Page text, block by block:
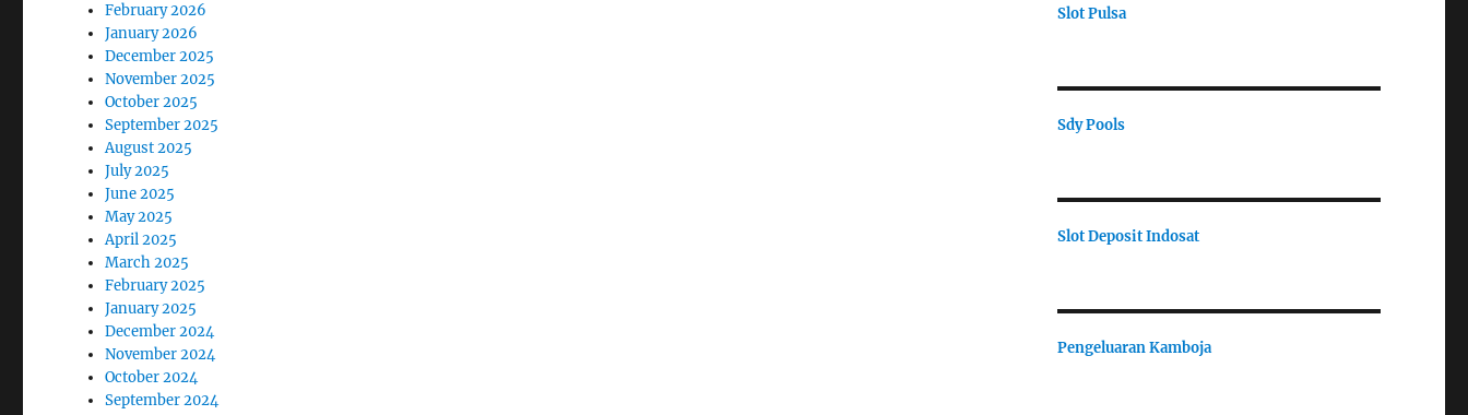
February 2026
January 2026
December 2025
November 2025
October 2025
September 2025
August 2025
July 2025
June 2025
May 2025
April 2025
March 2025
February 2025
January 2025
December 2024
November 2024
October 2024
September 2024
Slot Pulsa
Sdy Pools
Slot Deposit Indosat
Pengeluaran Kamboja